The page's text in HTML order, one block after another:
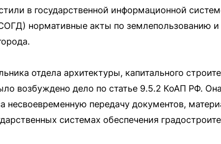
в государственной информационной
нормативные акты по землепользованию и
отдела архитектуры, капитального
возбуждено дело по статье 9.5.2 КоАП РФ.
несвоевременную передачу документов,
системах обеспечения